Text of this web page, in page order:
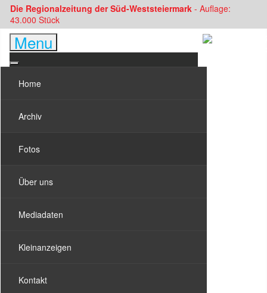
Die Regionalzeitung der Süd-Weststeiermark - Auflage:
43.000 Stück
Menu
Home
Archiv
Fotos
Über uns
Mediadaten
Kleinanzeigen
Kontakt